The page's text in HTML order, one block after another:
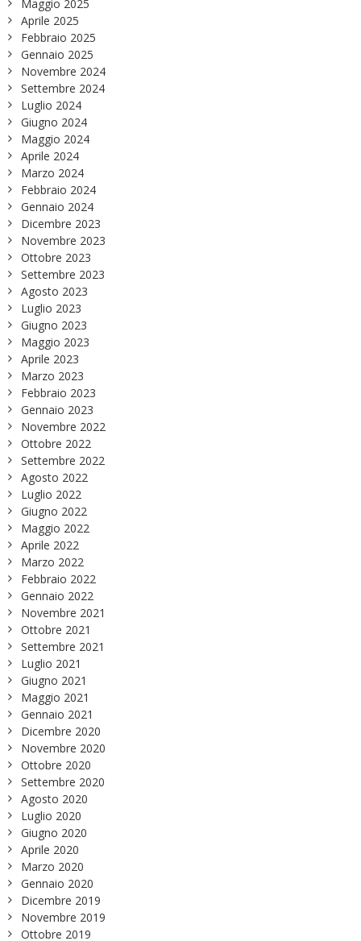
Maggio 2025
Aprile 2025
Febbraio 2025
Gennaio 2025
Novembre 2024
Settembre 2024
Luglio 2024
Giugno 2024
Maggio 2024
Aprile 2024
Marzo 2024
Febbraio 2024
Gennaio 2024
Dicembre 2023
Novembre 2023
Ottobre 2023
Settembre 2023
Agosto 2023
Luglio 2023
Giugno 2023
Maggio 2023
Aprile 2023
Marzo 2023
Febbraio 2023
Gennaio 2023
Novembre 2022
Ottobre 2022
Settembre 2022
Agosto 2022
Luglio 2022
Giugno 2022
Maggio 2022
Aprile 2022
Marzo 2022
Febbraio 2022
Gennaio 2022
Novembre 2021
Ottobre 2021
Settembre 2021
Luglio 2021
Giugno 2021
Maggio 2021
Gennaio 2021
Dicembre 2020
Novembre 2020
Ottobre 2020
Settembre 2020
Agosto 2020
Luglio 2020
Giugno 2020
Aprile 2020
Marzo 2020
Gennaio 2020
Dicembre 2019
Novembre 2019
Ottobre 2019